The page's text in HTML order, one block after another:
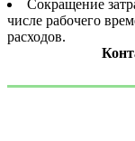
Сокращение
числе рабочего
расходов.